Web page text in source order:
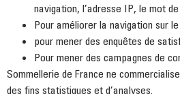
navigation, l’adresse IP, le mot
Pour améliorer la navigation sur
pour mener des enquêtes de
Pour mener des campagnes de
Sommellerie de France ne
des fins statistiques et d’analyses.